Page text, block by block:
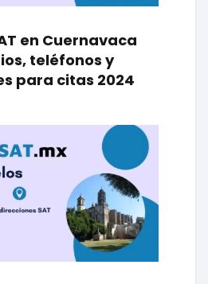
en Cuernavaca
teléfonos y
para citas 2024